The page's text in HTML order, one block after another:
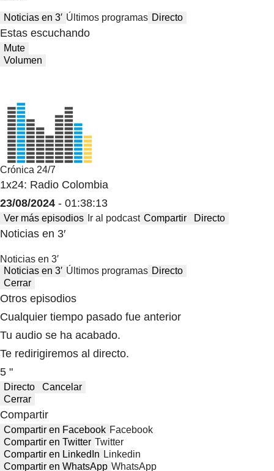
Noticias en 3′ Últimos programas Directo
Estas escuchando
Mute
Volumen
Crónica 24/7
1x24: Radio Colombia
23/08/2024 - 01:38:13
Ver más episodios Ir al podcast Compartir Directo
Noticias en 3′
Noticias en 3′
Noticias en 3′ Últimos programas Directo
Cerrar
Otros episodios
Cualquier tiempo pasado fue anterior
Tu audio se ha acabado.
Te redirigiremos al directo.
5 "
Directo
Cancelar
Cerrar
Compartir
Compartir en Facebook Facebook
Compartir en Twitter Twitter
Compartir en LinkedIn Linkedin
Compartir en WhatsApp WhatsApp